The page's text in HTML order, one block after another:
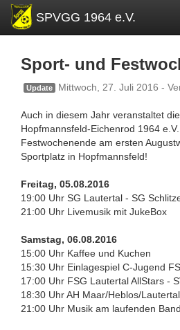
SPVGG 1964 e.V.
Sport- und
Update Mittwoch, 27. Juli 2016 -
Auch in diesem Jahr veranstaltet
Hopfmannsfeld-Eichenrod 1964
Festwochenende am ersten
Sportplatz in Hopfmannsfeld!
Freitag, 05.08.2016
19:00 Uhr SG Lautertal - SG
21:00 Uhr Livemusik mit JukeBox
Samstag, 06.08.2016
15:00 Uhr Kaffee und Kuchen
15:30 Uhr Einlagespiel C-Jugend
17:00 Uhr FSG Lautertal AllStars -
18:30 Uhr AH Maar/Heblos/
21:00 Uhr Musik am laufenden